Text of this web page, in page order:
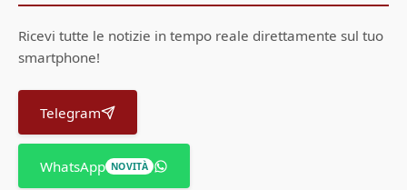
Ricevi tutte le notizie in tempo reale direttamente sul tuo
smartphone!
Telegram
WhatsApp NOVITÀ